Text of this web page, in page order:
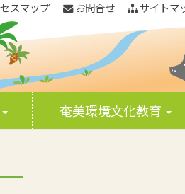
スマップ お問合せ サイトマ
奄美環境文化教育